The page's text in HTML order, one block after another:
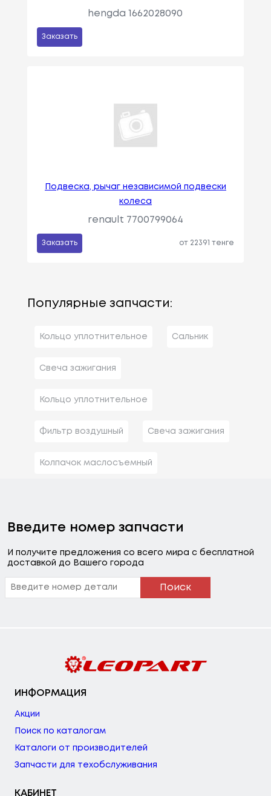
hengda 1662028090
Заказать
Подвеска, рычаг независимой подвески
колеса
renault 7700799064
Заказать от 22391 тенге
Популярные запчасти:
Кольцо уплотнительное Сальник
Свеча зажигания
Кольцо уплотнительное
Фильтр воздушный Свеча зажигания
Колпачок маслосъемный
Введите номер запчасти
И получите предложения со всего мира с бесплатной
доставкой до Вашего города
Поиск
ИНФОРМАЦИЯ
Акции
Поиск по каталогам
Каталоги от производителей
Запчасти для техобслуживания
КАБИНЕТ